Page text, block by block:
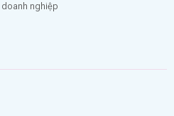
nghiệp